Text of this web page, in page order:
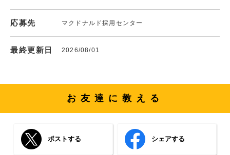
応募先 マクドナルド採用センター
最終更新日 2026/08/01
お友達に教える
ポストする シェアする